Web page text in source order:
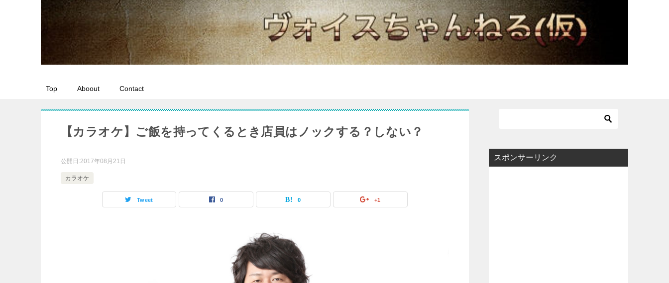
Top Aboout Contact
【カラオケ】ご飯を持ってくるとき店員はノックする？しない？
公開日:2017年08月21日
カラオケ
Tweet 0 0 +1
スポンサーリンク